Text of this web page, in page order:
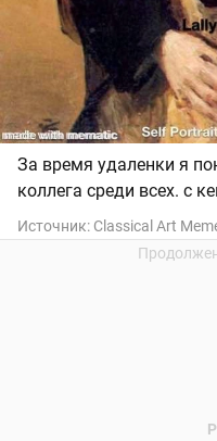
За время удаленки я
коллега среди всех. с
Источник: Classical Art